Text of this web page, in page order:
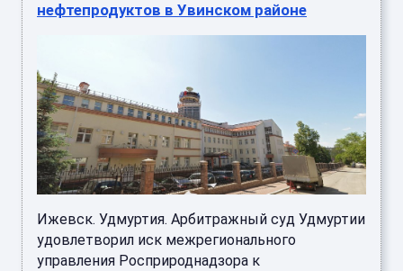
нефтепродуктов в Увинском районе
Ижевск. Удмуртия. Арбитражный суд Удмуртии
удовлетворил иск межрегионального
управления Росприроднадзора к